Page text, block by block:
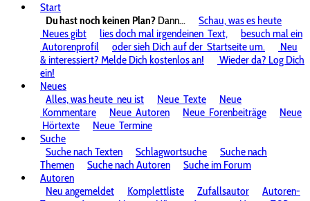
Start
Du hast noch keinen Plan? Dann...
Schau, was es heute
Neues gibt
lies doch mal irgendeinen Text,
besuch mal ein
Autorenprofil
oder sieh Dich auf der Startseite um.
Neu
& interessiert? Melde Dich kostenlos an!
Wieder da? Log Dich
ein!
Neues
Alles, was heute neu ist Neue Texte
Neue
Kommentare
Neue Autoren Neue Forenbeiträge
Neue
Hörtexte
Neue Termine
Suche
Suche nach Texten
Schlagwortsuche
Suche nach
Themen
Suche nach Autoren
Suche im Forum
Autoren
Neu angemeldet
Komplettliste Zufallsautor
Autoren-